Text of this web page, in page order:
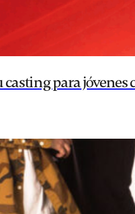
casting para